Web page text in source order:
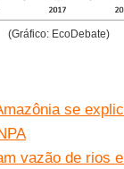
(Gráfico: EcoDebate)
se
vazão de rios